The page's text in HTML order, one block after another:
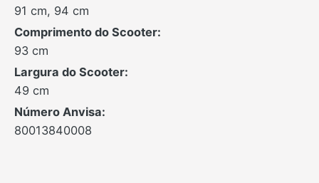
91 cm, 94 cm
Comprimento do Scooter:
93 cm
Largura do Scooter:
49 cm
Número Anvisa:
80013840008